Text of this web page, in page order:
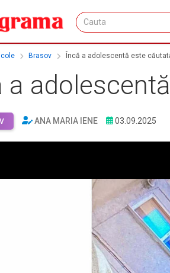
Brasov Încă a adolescentă este
a
ANA MARIA IENE 03.09.2025